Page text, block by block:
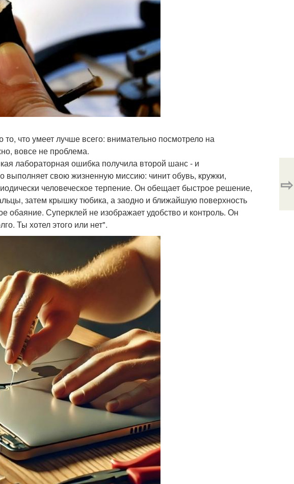
то, что умеет лучше всего: внимательно посмотрело на
вовсе не проблема.
лабораторная ошибка получила второй шанс - и
выполняет свою жизненную миссию: чинит обувь, кружки,
человеческое терпение. Он обещает быстрое решение,
затем крышку тюбика, а заодно и ближайшую поверхность
обаяние. Суперклей не изображает удобство и контроль. Он
Ты хотел этого или нет".
⇨